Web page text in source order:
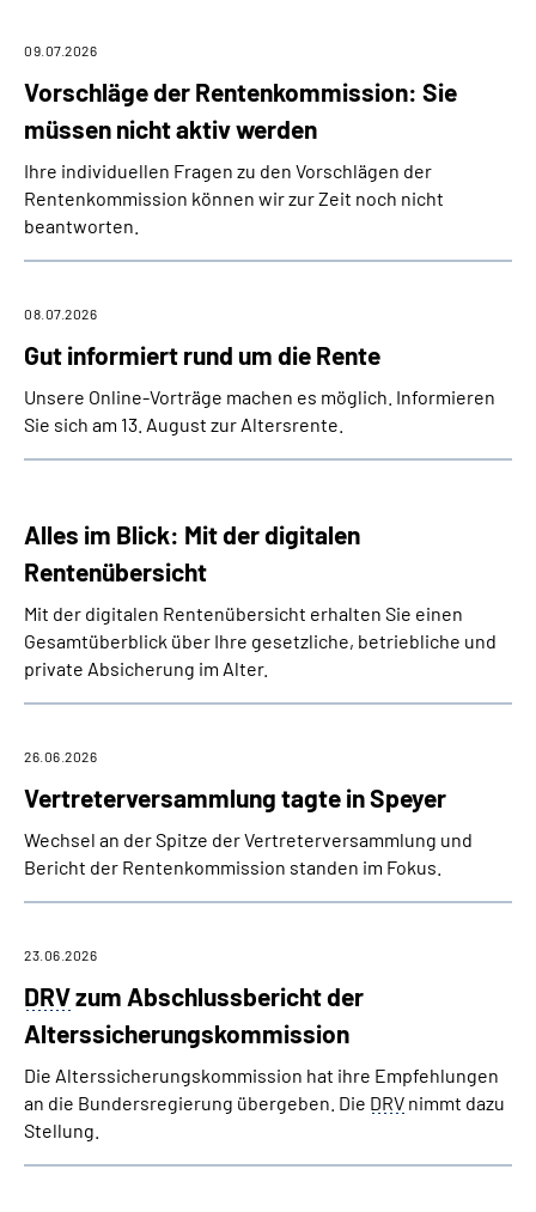
Vorschläge der Rentenkommission: Sie
müssen nicht aktiv werden
09.07.2026
Ihre individuellen Fragen zu den Vorschlägen der
Rentenkommission können wir zur Zeit noch nicht
beantworten.
Gut informiert rund um die Rente
08.07.2026
Unsere Online-Vorträge machen es möglich. Informieren
Sie sich am 13. August zur Altersrente.
Alles im Blick: Mit der digitalen
Rentenübersicht
Mit der digitalen Rentenübersicht erhalten Sie einen
Gesamtüberblick über Ihre gesetzliche, betriebliche und
private Absicherung im Alter.
Vertreterversammlung tagte in Speyer
26.06.2026
Wechsel an der Spitze der Vertreterversammlung und
Bericht der Rentenkommission standen im Fokus.
DRVzum Abschlussbericht der
Alterssicherungs­kommission
23.06.2026
Die Alterssicherungs­kommission hat ihre Empfehlungen
an die Bundersregierung übergeben. Die DRV nimmt dazu
Stellung.